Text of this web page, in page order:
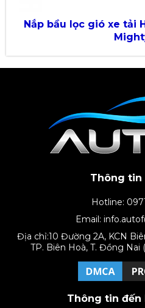
Nắp bầu lọc gió xe tải
Thông tin
Hotline:
Email:
Địa chỉ:10 Đường 2A, KCN
TP. Biên Hoà, T. Đồng Nai
Thông tin đến